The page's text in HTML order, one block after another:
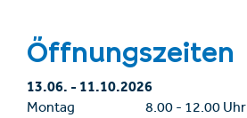
Öffnungszeiten
13.06.-11.10.2026
Montag 8.00 - 12.00 Uhr